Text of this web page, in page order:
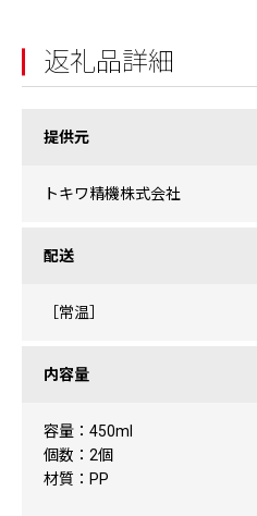
返礼品詳細
提供元
トキワ精機株式会社
配送
［常温］
内容量
容量：450ml
個数：2個
材質：PP